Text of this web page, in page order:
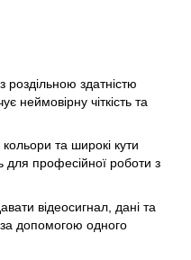
здатністю
неймовірну чіткість та
та широкі кути
для професійної роботи з
відеосигнал, дані та
допомогою одного